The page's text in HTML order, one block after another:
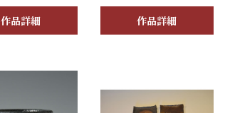
作品詳細
作品詳細